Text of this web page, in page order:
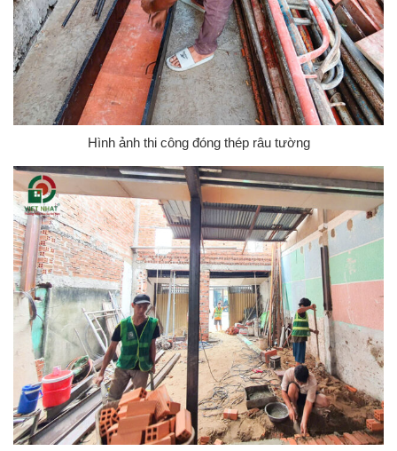
Hình ảnh thi công đóng thép râu tường